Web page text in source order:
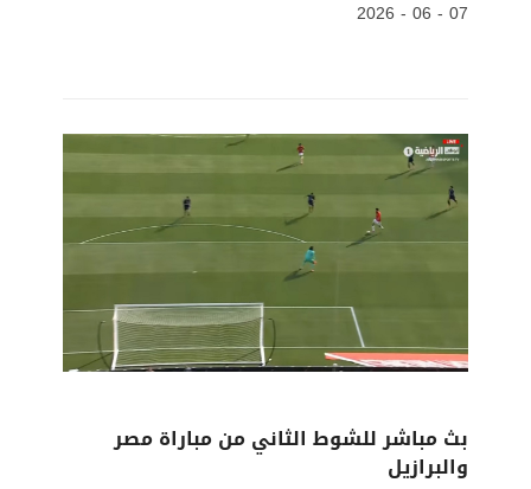
07 - 06 - 2026
بث مباشر للشوط الثاني من مباراة مصر
والبرازيل